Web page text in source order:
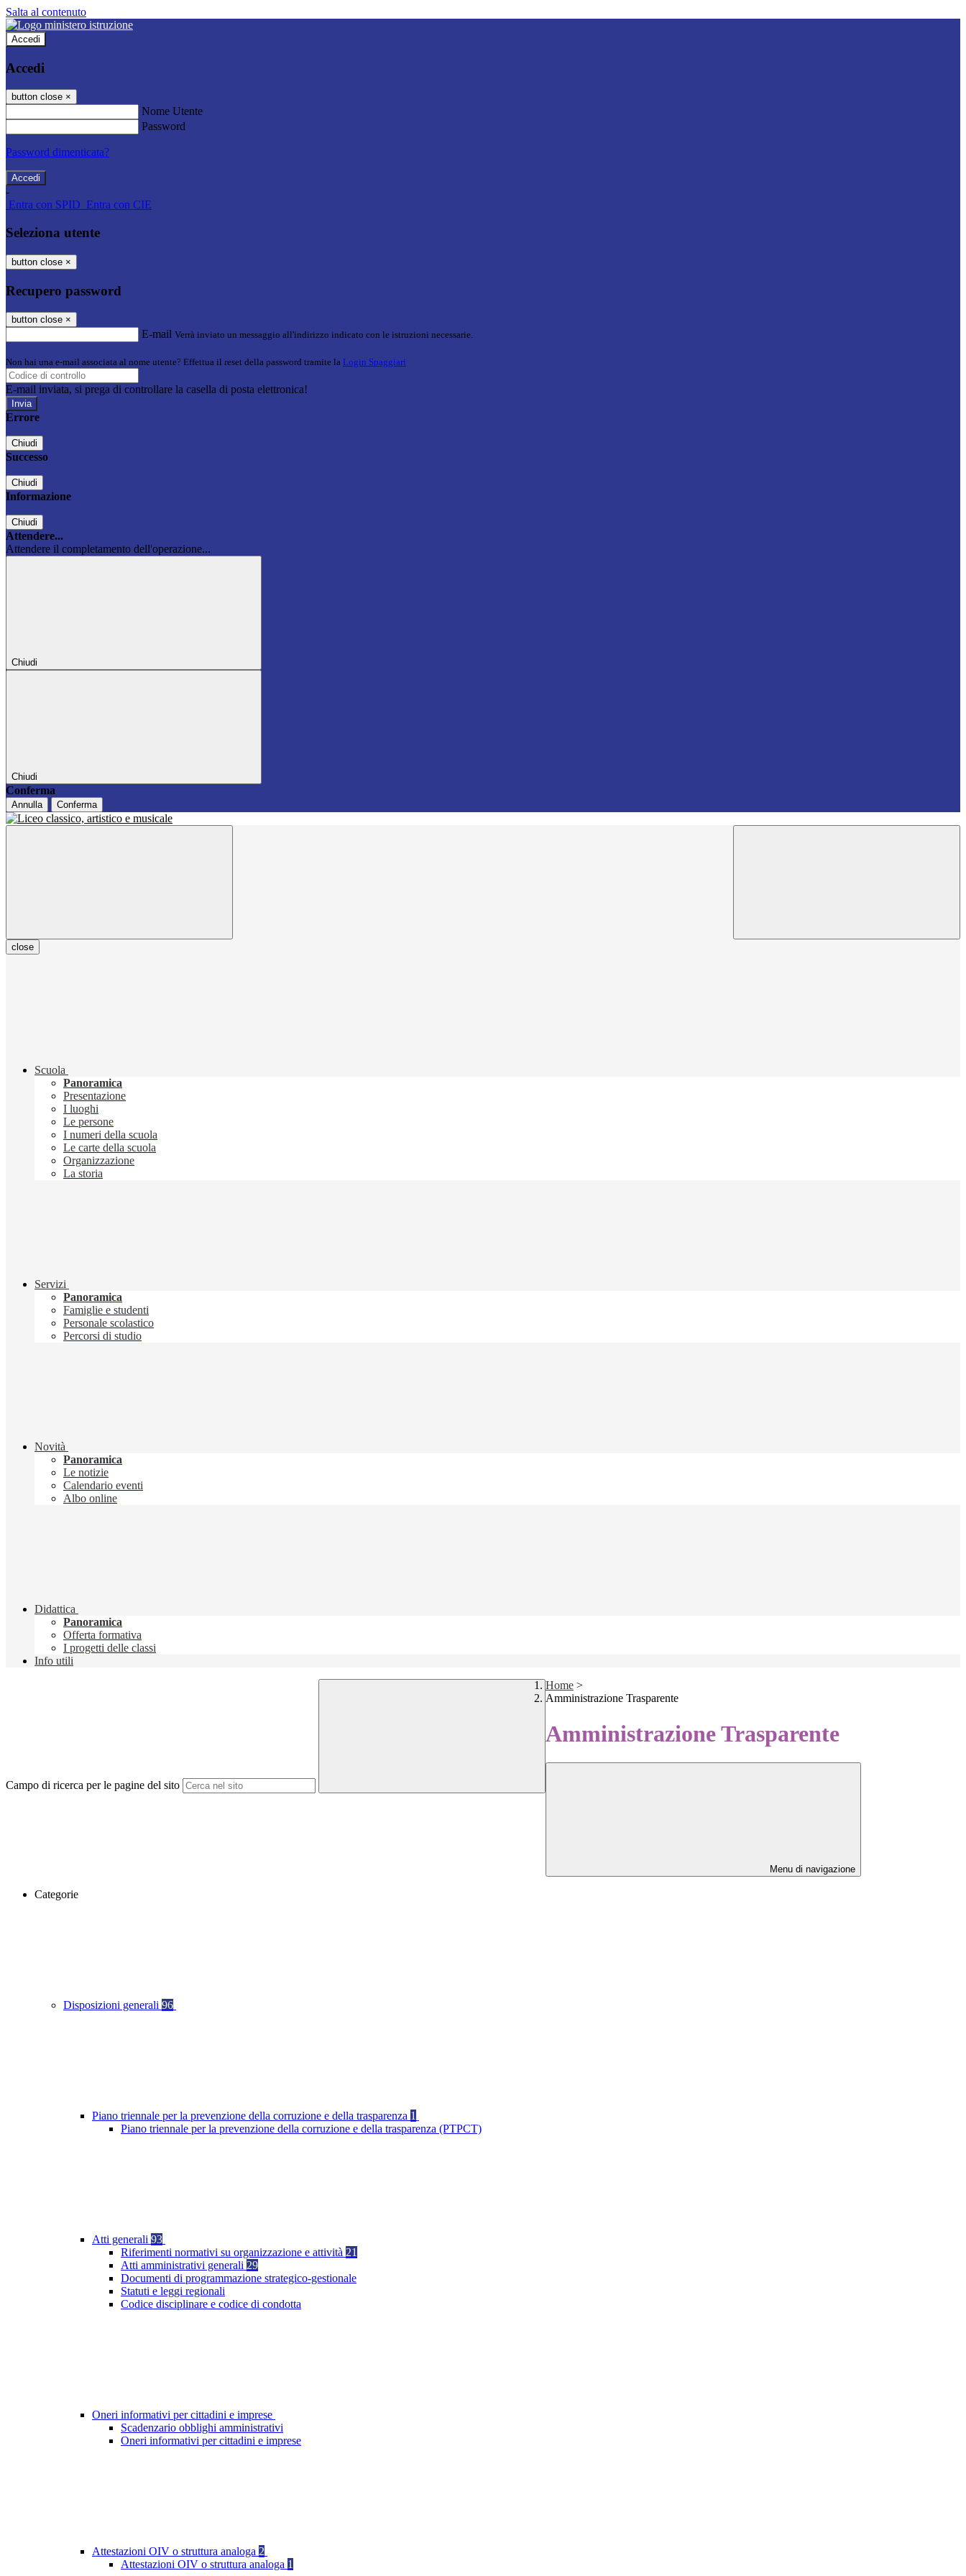
Salta al contenuto
Accedi
Accedi
button close ×
Nome Utente
Password
Password dimenticata?
-
Entra con SPID Entra con CIE
Seleziona utente
button close ×
Recupero password
button close ×
E-mail Verrà inviato un messaggio all'indirizzo indicato con le istruzioni necessarie.
Non hai una e-mail associata al nome utente? Effettua il reset della password tramite la Login Spaggiari
E-mail inviata, si prega di controllare la casella di posta elettronica!
Errore
Chiudi
Successo
Chiudi
Informazione
Chiudi
Attendere...
Attendere il completamento dell'operazione...
Chiudi
Chiudi
Conferma
Annulla Conferma
close
Scuola
Panoramica
Presentazione
I luoghi
Le persone
I numeri della scuola
Le carte della scuola
Organizzazione
La storia
Servizi
Panoramica
Famiglie e studenti
Personale scolastico
Percorsi di studio
Novità
Panoramica
Le notizie
Calendario eventi
Albo online
Didattica
Panoramica
Offerta formativa
I progetti delle classi
Info utili
Campo di ricerca per le pagine del sito
Home >
Amministrazione Trasparente
Amministrazione Trasparente
Menu di navigazione
Categorie
Disposizioni generali 96
Piano triennale per la prevenzione della corruzione e della trasparenza 1
Piano triennale per la prevenzione della corruzione e della trasparenza (PTPCT)
Atti generali 93
Riferimenti normativi su organizzazione e attività 21
Atti amministrativi generali 29
Documenti di programmazione strategico-gestionale
Statuti e leggi regionali
Codice disciplinare e codice di condotta
Oneri informativi per cittadini e imprese
Scadenzario obblighi amministrativi
Oneri informativi per cittadini e imprese
Attestazioni OIV o struttura analoga 2
Attestazioni OIV o struttura analoga 1